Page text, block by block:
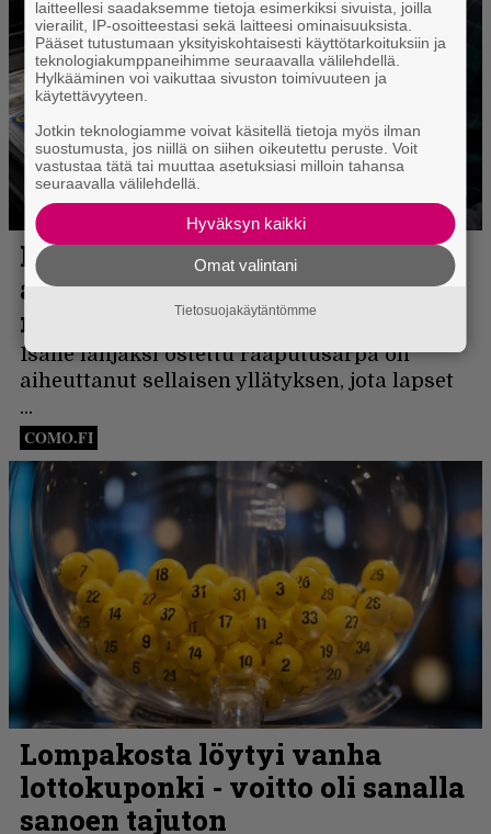
laitteellesi saadaksemme tietoja esimerkiksi sivuista, joilla
vierailit, IP-osoitteestasi sekä laitteesi ominaisuuksista.
Pääset tutustumaan yksityiskohtaisesti käyttötarkoituksiin ja
teknologiakumppaneihimme seuraavalla välilehdellä.
Hylkääminen voi vaikuttaa sivuston toimivuuteen ja
käytettävyyteen.
Jotkin teknologiamme voivat käsitellä tietoja myös ilman
suostumusta, jos niillä on siihen oikeutettu peruste. Voit
vastustaa tätä tai muuttaa asetuksiasi milloin tahansa
seuraavalla välilehdellä.
Hyväksyn kaikki
Omat valintani
Tietosuojakäytäntömme